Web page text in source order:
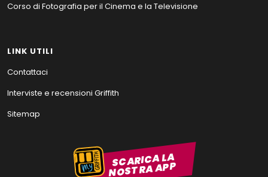
Corso di Fotografia per il Cinema e la Televisione
LINK UTILI
Contattaci
Interviste e recensioni Griffith
Sitemap
SCARICA LA
NOSTRA APP